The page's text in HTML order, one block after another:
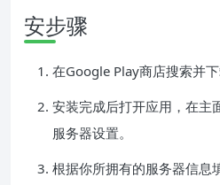
安步骤
在Google Play商店搜索并下
安装完成后打开应用，在主
服务器设置。
根据你所拥有的服务器信息